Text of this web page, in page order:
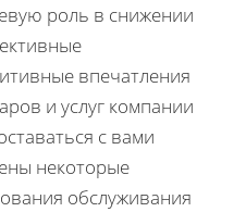
роль в снижении
впечатления
и услуг компании
с вами
некоторые
обслуживания